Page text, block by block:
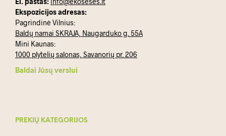
Ekspozicijos adresas:
Pagrindinė Vilnius:
Baldų namai SKRAJA, Naugarduko g. 55A
Mini Kaunas:
1000 plytelių salonas, Savanorių pr. 206
Baldai Jūsų verslui
PREKIŲ KATEGORIJOS